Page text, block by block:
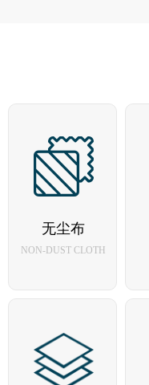
无尘布
NON-DUST CLOTH